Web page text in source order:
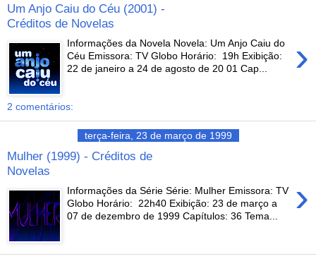
Um Anjo Caiu do Céu (2001) -
Créditos de Novelas
›
Informações da Novela Novela: Um Anjo Caiu do
Céu Emissora: TV Globo Horário: 19h Exibição:
22 de janeiro a 24 de agosto de 20 01 Cap...
2 comentários:
terça-feira, 23 de março de 1999
Mulher (1999) - Créditos de
Novelas
›
Informações da Série Série: Mulher Emissora: TV
Globo Horário: 22h40 Exibição: 23 de março a
07 de dezembro de 1999 Capítulos: 36 Tema...